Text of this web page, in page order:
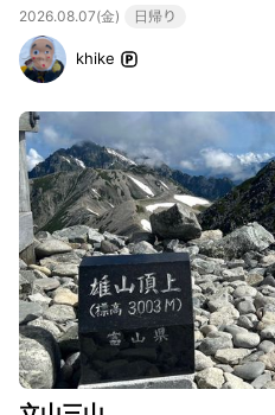
2026.08.07(金)
日帰り
khike